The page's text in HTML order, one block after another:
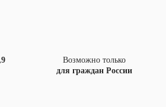
Возможно только
для граждан России